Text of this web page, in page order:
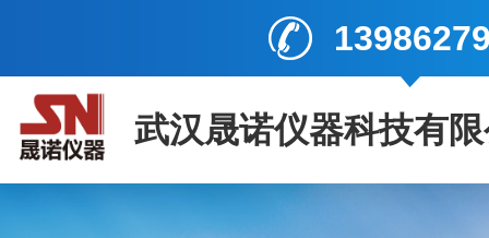
武汉晟诺仪器科技有